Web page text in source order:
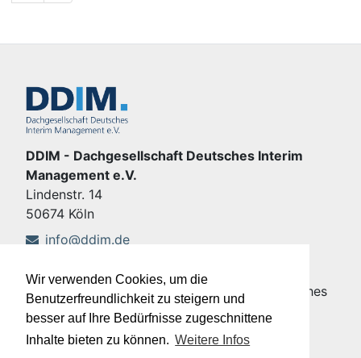
Wir verwenden Cookies, um die
Benutzerfreundlichkeit zu steigern und
besser auf Ihre Bedürfnisse zugeschnittene
Inhalte bieten zu können. Weitere Infos
DDIM - Dachgesellschaft Deutsches Interim
Management e.V.
Lindenstr. 14
50674 Köln
info@ddim.de
Copyright © DDIM - Dachgesellschaft Deutsches
Interim Management e.V.
Impressum|Datenschutz